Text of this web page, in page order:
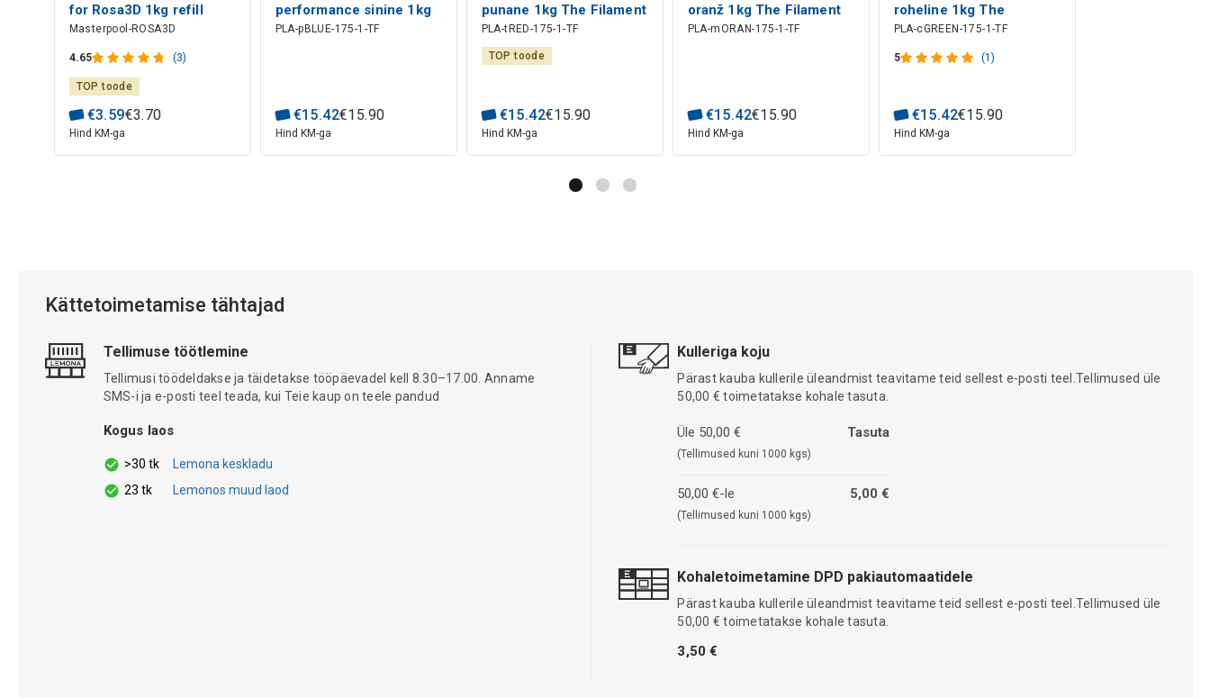
for Rosa3D 1kg refill
spools
Masterpool-ROSA3D
4.65 (3)
TOP toode
€3.59€3.70
Hind KM-ga
performance sinine 1kg
The Filament by
PLA-pBLUE-175-1-TF
€15.42€15.90
Hind KM-ga
punane 1kg The Filament
by Spectrum
PLA-tRED-175-1-TF
TOP toode
€15.42€15.90
Hind KM-ga
oranž 1kg The Filament
by Spectrum
PLA-mORAN-175-1-TF
€15.42€15.90
Hind KM-ga
roheline 1kg The
Filament by Spectrum
PLA-cGREEN-175-1-TF
5 (1)
€15.42€15.90
Hind KM-ga
Kättetoimetamise tähtajad
Tellimuse töötlemine
Tellimusi töödeldakse ja täidetakse tööpäevadel kell 8.30–17.00. Anname
SMS-i ja e-posti teel teada, kui Teie kaup on teele pandud
Kogus laos
>30 tk
Lemona keskladu
23 tk
Lemonos muud laod
Kulleriga koju
Pärast kauba kullerile üleandmist teavitame teid sellest e-posti teel.Tellimused üle
50,00 € toimetatakse kohale tasuta.
Üle 50,00 €
(Tellimused kuni 1000 kgs)
Tasuta
50,00 €-le
(Tellimused kuni 1000 kgs)
5,00 €
Kohaletoimetamine DPD pakiautomaatidele
Pärast kauba kullerile üleandmist teavitame teid sellest e-posti teel.Tellimused üle
50,00 € toimetatakse kohale tasuta.
3,50 €